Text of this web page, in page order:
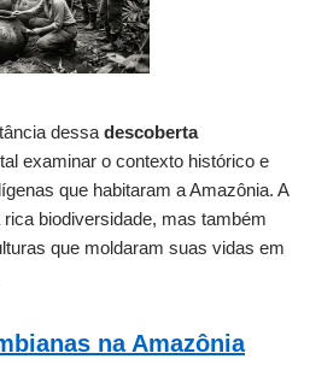
dessa descoberta
examinar o contexto histórico e
que habitaram a Amazônia. A
biodiversidade, mas também
que moldaram suas vidas em
na Amazônia